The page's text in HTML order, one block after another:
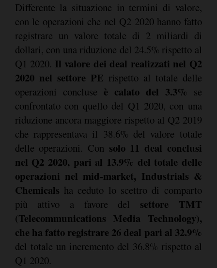
Differente la situazione in termini di valore,
con le operazioni che nel Q2 2020 hanno fatto
registrare un valore totale di 2 miliardi di
dollari, con una riduzione del 24.5% rispetto al
Q1 2020. Il valore dei deal realizzati nel Q2
2020 nel settore PE rispetto al totale delle
operazioni concluse è calato del 3.3% se
confrontato con quello del Q1 2020, con una
riduzione ancora maggiore rispetto al Q2 2019
che rappresentava il 38.6% del valore totale
delle operazioni. Con solo 11 deal conclusi
nel Q2 2020, pari al 13.9% del totale delle
operazioni nel mid-market, Industrials &
Chemicals ha ceduto lo scettro di comparto
più attivo a favore del settore TMT
(Telecommunications Media Technology),
che ha fatto registrare 26 deal pari al 32.9%
del totale un incremento del 36.8% rispetto al
Q1 2020.